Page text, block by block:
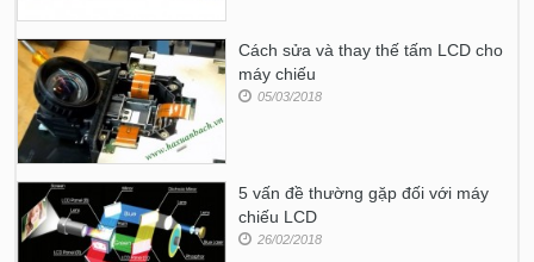
Cách sửa và thay thế tấm LCD cho
máy chiếu
05/03/2018
5 vấn đề thường gặp đối với máy
chiếu LCD
26/02/2018